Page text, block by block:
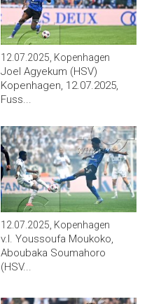
12.07.2025, Kopenhagen
Joel Agyekum (HSV)
Kopenhagen, 12.07.2025,
Fuss...
12.07.2025, Kopenhagen
v.l. Youssoufa Moukoko,
Aboubaka Soumahoro
(HSV...